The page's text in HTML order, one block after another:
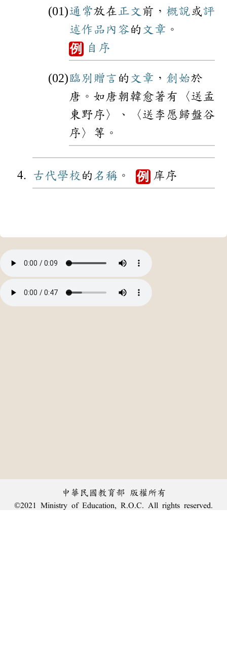
通常放在正文 前， 概說或評
述作品 內容的 文章 。
例 自序
臨別 贈言 的 文章 ， 創始於
唐。如唐朝韓愈著有〈送孟
東野序〉、〈送李愿歸盤谷
序〉等。
古代學校 的 名稱 。 例 庠序
中華民國教育部 版權所有
©2021 Ministry of Education, R.O.C. All rights reserved.